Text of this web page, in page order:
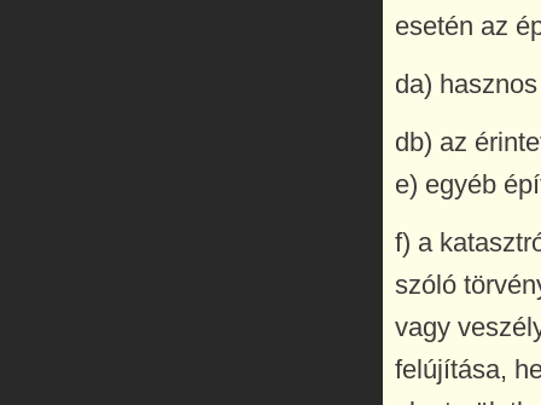
esetén az
da)
db) az
e) egyéb
f) a
szóló
vagy
felújítása,